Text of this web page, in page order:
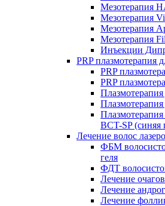
Мезотерапия
Мезотерапия
Мезотерапия
Мезотерапия
Инъекции
PRP плазмотерапия
PRP
PRP
BCT-SP (синяя
Лечение волос
ФБМ
геля
ФДТ
Лечение
Лечение
Лечение